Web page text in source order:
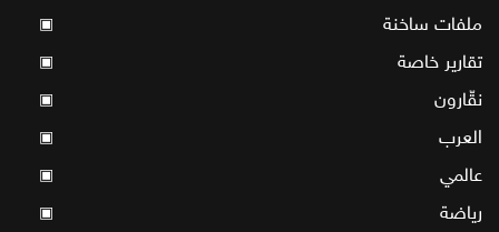
ملفات ساخنة ▣
تقارير خاصة ▣
نقّارون ▣
العرب ▣
عالمي ▣
رياضة ▣